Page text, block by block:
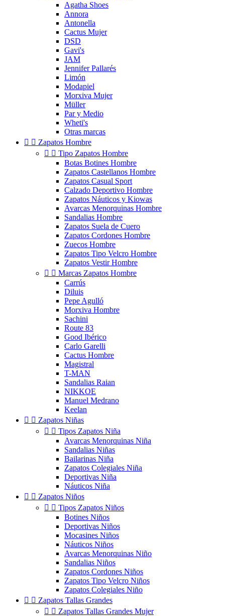
Agatha Shoes
Annora
Antonella
Cactus Mujer
DSD
Gavi's
JAM
Jennifer Pallarés
Limón
Modapiel
Morxiva Mujer
Müller
Par y Medio
Wheti's
Otras marcas
  Zapatos Hombre
  Tipo Zapatos Hombre
Botas Botines Hombre
Zapatos Castellanos Hombre
Zapatos Casual Sport
Calzado Deportivo Hombre
Zapatos Náuticos y Kiowas
Avarcas Menorquinas Hombre
Sandalias Hombre
Zapatos Suela de Cuero
Zapatos Cordones Hombre
Zuecos Hombre
Zapatos Tipo Velcro Hombre
Zapatos Vestir Hombre
  Marcas Zapatos Hombre
Carrús
Diluis
Pepe Agulló
Morxiva Hombre
Sachini
Route 83
Good Ibérico
Carlo Garelli
Cactus Hombre
Magistral
T-MAN
Sandalias Raian
NIKKOE
Manuel Medrano
Keelan
  Zapatos Niñas
  Tipos Zapatos Niña
Avarcas Menorquinas Niña
Sandalias Niñas
Bailarinas Niña
Zapatos Colegiales Niña
Deportivas Niña
Náuticos Niña
  Zapatos Niños
  Tipos Zapatos Niños
Botines Niños
Deportivas Niños
Mocasines Niños
Náuticos Niños
Avarcas Menorquinas Niño
Sandalias Niños
Zapatos Cordones Niños
Zapatos Tipo Velcro Niños
Zapatos Colegiales Niño
  Zapatos Tallas Grandes
  Zapatos Tallas Grandes Mujer